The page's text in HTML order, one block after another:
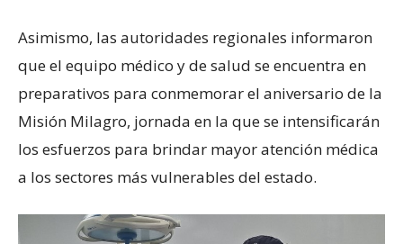
Asimismo, las autoridades regionales informaron
que el equipo médico y de salud se encuentra en
preparativos para conmemorar el aniversario de la
Misión Milagro, jornada en la que se intensificarán
los esfuerzos para brindar mayor atención médica
a los sectores más vulnerables del estado.